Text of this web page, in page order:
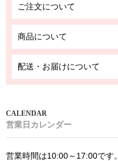
ご注文について
商品について
配送・お届けについて
営業日カレンダー
営業時間は10:00～17:00です。